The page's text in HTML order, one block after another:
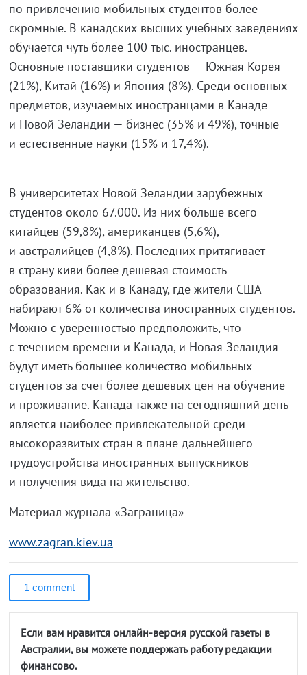
по привлечению мобильных студентов более
скромные. В канадских высших учебных заведениях
обучается чуть более 100 тыс. иностранцев.
Основные поставщики студентов — Южная Корея
(21%), Китай (16%) и Япония (8%). Среди основных
предметов, изучаемых иностранцами в Канаде
и Новой Зеландии — бизнес (35% и 49%), точные
и естественные науки (15% и 17,4%).
В университетах Новой Зеландии зарубежных
студентов около 67.000. Из них больше всего
китайцев (59,8%), американцев (5,6%),
и австралийцев (4,8%). Последних притягивает
в страну киви более дешевая стоимость
образования. Как и в Канаду, где жители США
набирают 6% от количества иностранных студентов.
Можно с уверенностью предположить, что
с течением времени и Канада, и Новая Зеландия
будут иметь большее количество мобильных
студентов за счет более дешевых цен на обучение
и проживание. Канада также на сегодняшний день
является наиболее привлекательной среди
высокоразвитых стран в плане дальнейшего
трудоустройства иностранных выпускников
и получения вида на жительство.
Материал журнала «Заграница»
www.zagran.kiev.ua
1 comment
Если вам нравится онлайн-версия русской газеты в
Австралии, вы можете поддержать работу редакции
финансово.